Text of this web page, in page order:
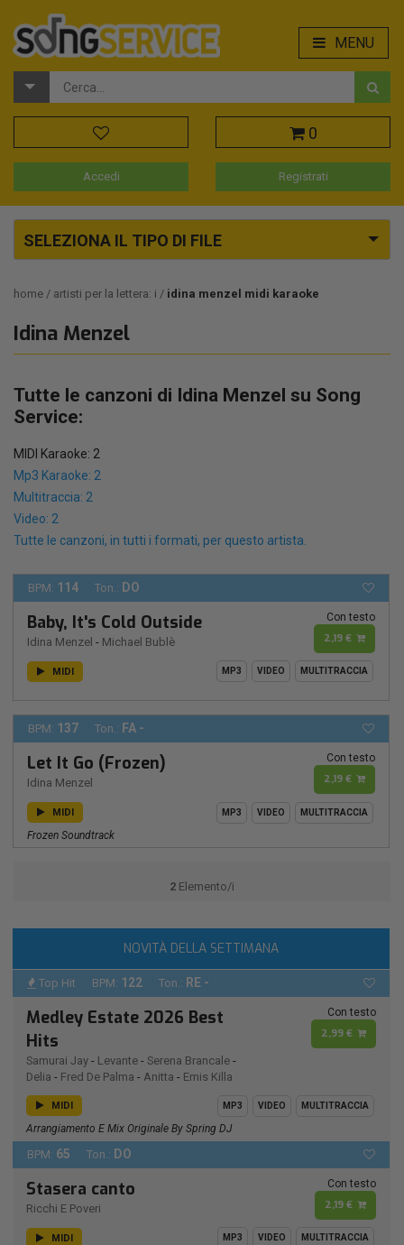
MENU
0
Accedi Registrati
SELEZIONA IL TIPO DI FILE
home artisti per la lettera: i idina menzel midi karaoke
Idina Menzel
Tutte le canzoni di Idina Menzel su Song
Service:
MIDI Karaoke: 2
Mp3 Karaoke: 2
Multitraccia: 2
Video: 2
Tutte le canzoni, in tutti i formati, per questo artista.
BPM: 114 Ton.: DO
Baby, It's Cold Outside
Idina Menzel - Michael Bublè
Con testo
2,19 €
MIDI MP3 VIDEO MULTITRACCIA
BPM: 137 Ton.: FA -
Let It Go (Frozen)
Idina Menzel
Con testo
2,19 €
MIDI MP3 VIDEO MULTITRACCIA
Frozen Soundtrack
2 Elemento/i
NOVITÀ DELLA SETTIMANA
Top Hit BPM: 122 Ton.: RE -
Medley Estate 2026 Best
Hits
Samurai Jay - Levante - Serena Brancale -
Delia - Fred De Palma - Anitta - Emis Killa
Con testo
2,99 €
MIDI MP3 VIDEO MULTITRACCIA
Arrangiamento E Mix Originale By Spring DJ
BPM: 65 Ton.: DO
Stasera canto
Ricchi E Poveri
Con testo
2,19 €
MIDI MP3 VIDEO MULTITRACCIA